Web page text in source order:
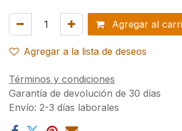
Agregar al
Agregar a la lista de deseos
Términos y condiciones
Garantía de devolución de 30 días
Envío: 2-3 días laborales